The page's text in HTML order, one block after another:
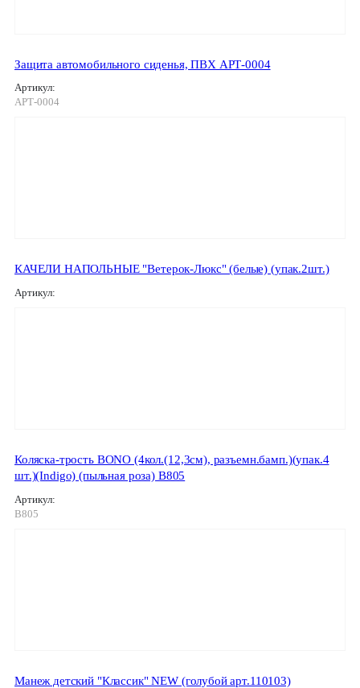
Защита автомобильного сиденья, ПВХ АРТ-0004
Артикул:
АРТ-0004
КАЧЕЛИ НАПОЛЬНЫЕ "Ветерок-Люкс" (белые) (упак.2шт.)
Артикул:
Коляска-трость BONO (4кол.(12,3см), разъемн.бамп.)(упак.4
шт.)(Indigo) (пыльная роза) B805
Артикул:
B805
Манеж детский "Классик" NEW (голубой арт.110103)